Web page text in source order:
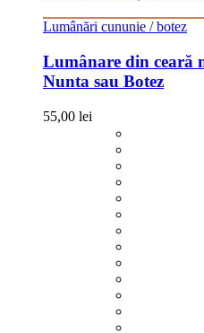
Lumânări cununie / botez
Lumânare din ceară
Nunta sau Botez
55,00 lei